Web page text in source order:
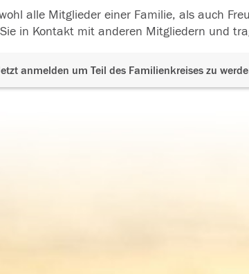
alle Mitglieder einer Familie, als auch
in Kontakt mit anderen Mitgliedern und
anmelden um Teil des Familienkreises zu